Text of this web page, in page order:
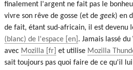
finalement l'argent ne fait pas le
vivre son rêve de gosse (et de geek) en
de fait, étant sud-africain, il est devenu
(blanc) de l'espace
. Jamais lassé
avec Mozilla et utilise Mozilla
sait toujours pas quoi faire de ce qu'il